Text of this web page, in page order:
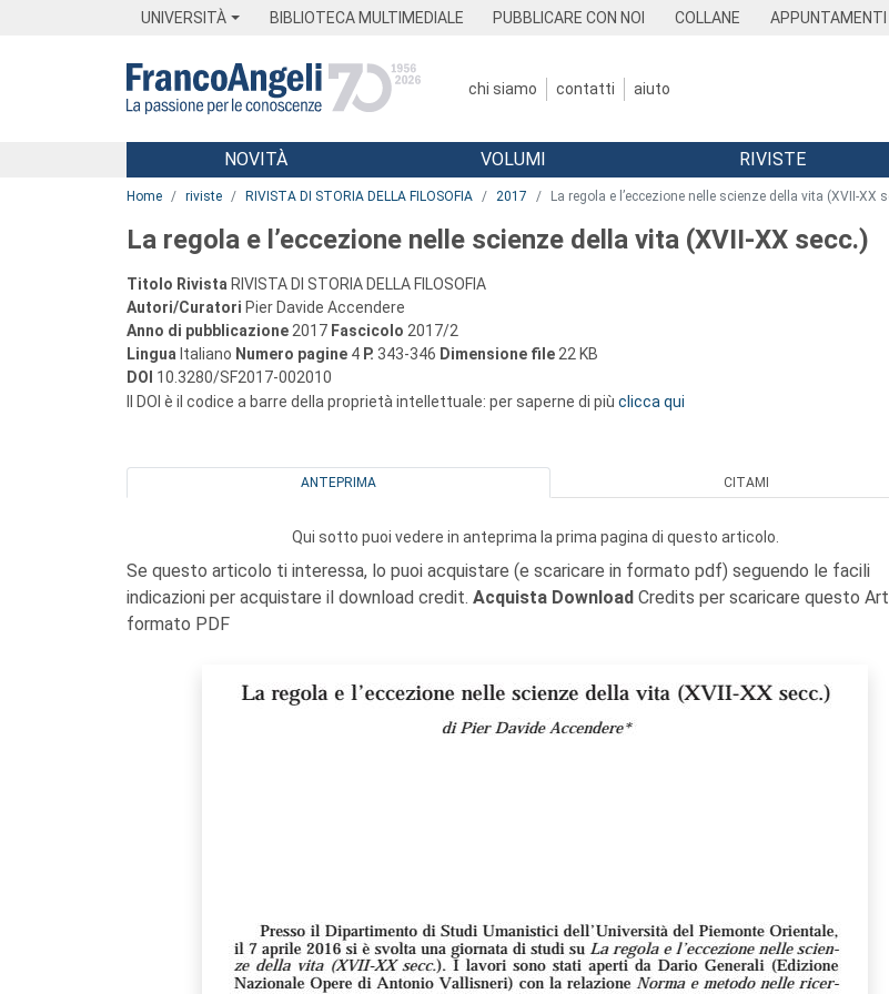
UNIVERSITÀ BIBLIOTECA MULTIMEDIALE PUBBLICARE CON NOI COLLANE APPUNTAMENTI
chi siamo contatti aiuto
Menu
NOVITÀ VOLUMI RIVISTE
Home riviste RIVISTA DI STORIA DELLA FILOSOFIA 2017 La regola e l’eccezione nelle scienze della vita (XVII-XX
La regola e l’eccezione nelle scienze della vita (XVII-XX secc.)
Titolo Rivista RIVISTA DI STORIA DELLA FILOSOFIA
Autori/Curatori Pier Davide Accendere
Anno di pubblicazione 2017 Fascicolo 2017/2
Lingua Italiano Numero pagine 4 P. 343-346 Dimensione file 22 KB
DOI 10.3280/SF2017-002010
Il DOI è il codice a barre della proprietà intellettuale: per saperne di più clicca qui
ANTEPRIMA CITAMI
Qui sotto puoi vedere in anteprima la prima pagina di questo articolo.
Se questo articolo ti interessa, lo puoi acquistare (e scaricare in formato pdf) seguendo le facili
indicazioni per acquistare il download credit. Acquista Download Credits per scaricare questo
formato PDF